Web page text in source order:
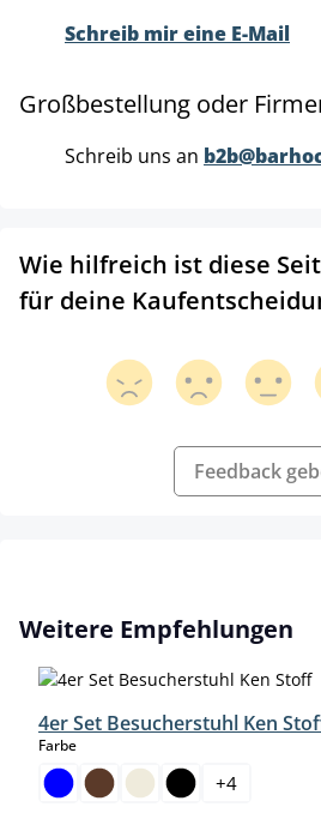
Schreib mir eine E-Mail
Großbestellung oder
Schreib uns an
Wie hilfreich ist diese
für deine
Feedback
Produktgalerie überspringen
Weitere Empfehlungen
4er Set Besucherstuhl Ken
Farbeauswählen
+4